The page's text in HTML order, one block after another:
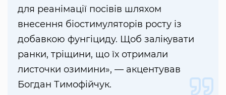
для реанімації посівів шляхом
внесення біостимуляторів росту із
добавкою фунгіциду. Щоб залікувати
ранки, тріщини, що їх отримали
листочки озимини», — акцентував
Богдан Тимофійчук.